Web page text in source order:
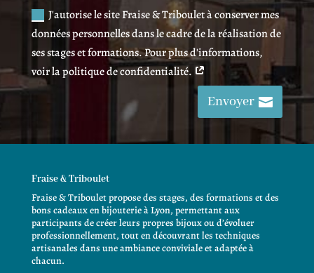
J'autorise le site Fraise & Triboulet à conserver mes
données personnelles dans le cadre de la réalisation de
ses stages et formations. Pour plus d'informations,
voir la politique de confidentialité.
Envoyer
Fraise & Triboulet
Fraise & Triboulet propose des stages, des formations et des
bons cadeaux en bijouterie à Lyon, permettant aux
participants de créer leurs propres bijoux ou d’évoluer
professionnellement, tout en découvrant les techniques
artisanales dans une ambiance conviviale et adaptée à
chacun.